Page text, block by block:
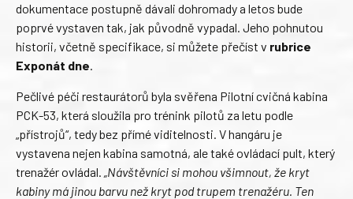
dokumentace postupně dávali dohromady a letos bude
poprvé vystaven tak, jak původně vypadal. Jeho pohnutou
historii, včetně specifikace, si můžete přečíst v rubrice
Exponát dne.
Pečlivé péči restaurátorů byla svěřena Pilotní cvičná kabina
PCK-53, která sloužila pro trénink pilotů za letu podle
„přístrojů“, tedy bez přímé viditelnosti. V hangáru je
vystavena nejen kabina samotná, ale také ovládací pult, který
trenažér ovládal.
„Návštěvníci si mohou všimnout, že kryt
kabiny má jinou barvu než kryt pod trupem trenažéru. Ten